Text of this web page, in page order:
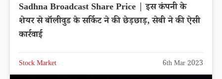
Sadhna Broadcast Share Price | इस कंपनी के
शेयर से बॉलीवुड के सर्किट ने की छेड़छाड़, सेबी ने की ऐसी
कार्रवाई
Stock Market 6th Mar 2023